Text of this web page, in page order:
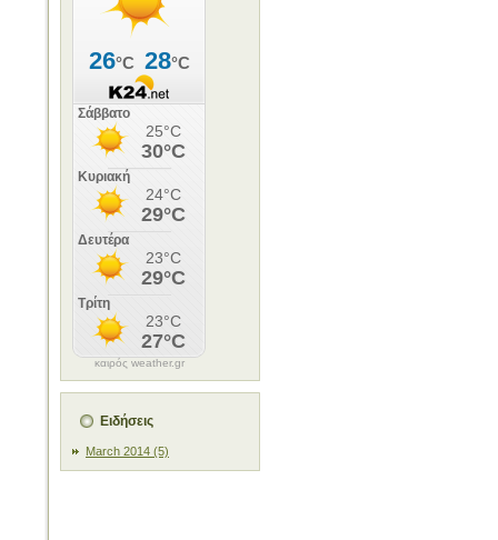
καιρός weather.gr
Ειδήσεις
March 2014 (5)